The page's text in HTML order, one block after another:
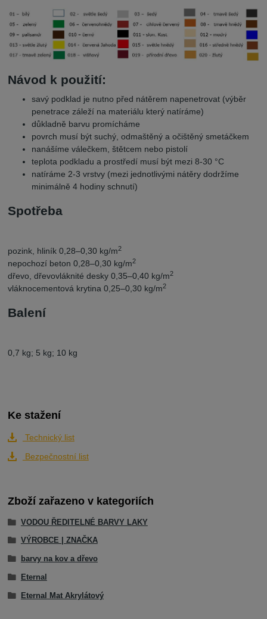
Návod k použití:
savý podklad je nutno před nátěrem napenetrovat (výběr
penetrace záleží na materiálu který natíráme)
důkladně barvu promícháme
povrch musí být suchý, odmaštěný a očištěný smetáčkem
nanášíme válečkem, štětcem nebo pistolí
teplota podkladu a prostředí musí být mezi 8-30 °C
natíráme 2-3 vrstvy (mezi jednotlivými nátěry dodržíme
minimálně 4 hodiny schnutí)
Spotřeba
pozink, hliník 0,28–0,30 kg/m2
nepochozí beton 0,28–0,30 kg/m2
dřevo, dřevovláknité desky 0,35–0,40 kg/m2
vláknocementová krytina 0,25–0,30 kg/m2
Balení
0,7 kg; 5 kg; 10 kg
Ke stažení
Technický list
Bezpečnostní list
Zboží zařazeno v kategoriích
VODOU ŘEDITELNÉ BARVY LAKY
VÝROBCE | ZNAČKA
barvy na kov a dřevo
Eternal
Eternal Mat Akrylátový